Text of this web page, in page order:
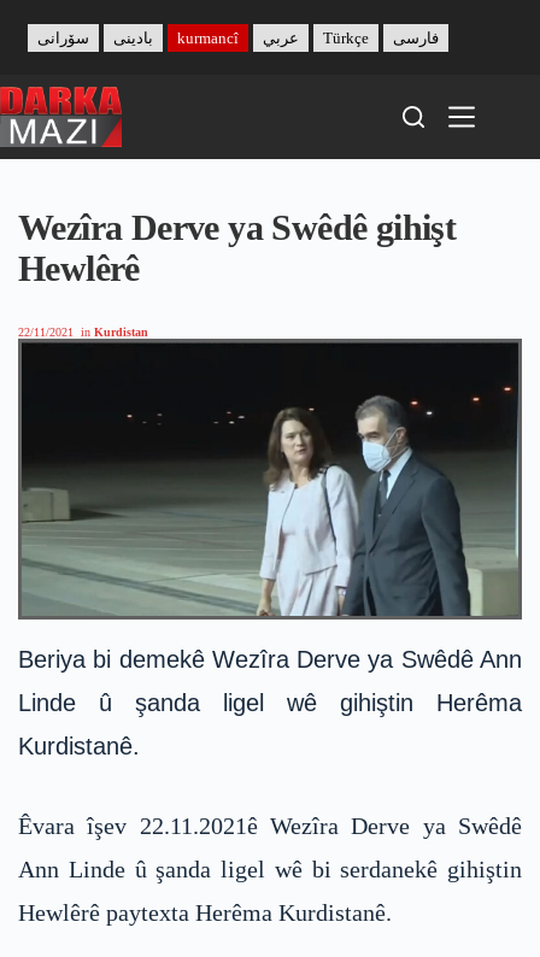
content
بادینی سۆرانی kurmancî عربي Türkçe فارسی
Wezîra Derve ya Swêdê gihişt
Hewlêrê
22/11/2021 in Kurdistan
Beriya bi demekê Wezîra Derve ya Swêdê Ann
Linde û şanda ligel wê gihiştin Herêma
Kurdistanê.
Êvara îşev 22.11.2021ê Wezîra Derve ya Swêdê
Ann Linde û şanda ligel wê bi serdanekê gihiştin
Hewlêrê paytexta Herêma Kurdistanê.